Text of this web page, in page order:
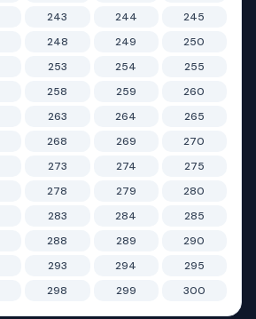
243 244
245
248 249
250
253 254
255
258 259
260
263 264
265
268 269
270
273 274
275
278 279
280
283 284
285
288 289
290
293 294
295
298 299 300